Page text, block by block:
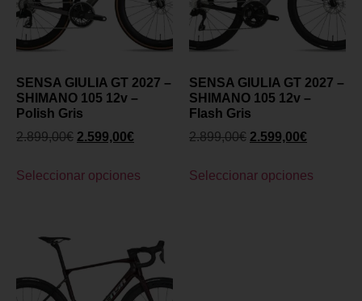
SENSA GIULIA GT 2027 –
SHIMANO 105 12v –
Polish Gris
2.899,00€ 2.599,00€
Seleccionar opciones
SENSA GIULIA GT 2027 –
SHIMANO 105 12v –
Flash Gris
2.899,00€ 2.599,00€
Seleccionar opciones